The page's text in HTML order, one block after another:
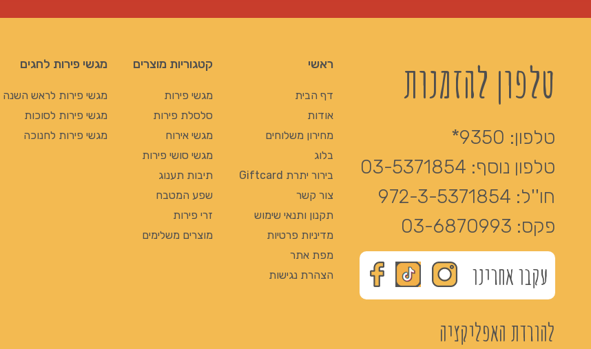
טלפון להזמנות
טלפון: 9350*
טלפון נוסף: 03-5371854
חו''ל: 972-3-5371854
פקס: 03-6870993
עקבו אחרינו
להורדת האפליקציה
ראשי
דף הבית
אודות
מחירון משלוחים
בלוג
בירור יתרת Giftcard
צור קשר
תקנון ותנאי שימוש
מדיניות פרטיות
מפת אתר
הצהרת נגישות
קטגוריות מוצרים
מגשי פירות
סלסלת פירות
מגשי אירוח
מגשי סושי פירות
תיבות תענוג
שפע המטבח
זרי פירות
מוצרים משלימים
מגשי פירות לחגים
מגשי פירות לראש השנה
מגשי פירות לסוכות
מגשי פירות לחנוכה